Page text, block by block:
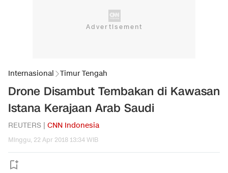
Internasional Timur Tengah
Drone Disambut Tembakan di Kawasan
Istana Kerajaan Arab Saudi
REUTERS | CNN Indonesia
Minggu, 22 Apr 2018 13:34 WIB